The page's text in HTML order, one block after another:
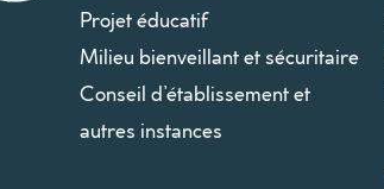
Projet éducatif
Milieu bienveillant et sécuritaire
Conseil d’établissement et
autres instances